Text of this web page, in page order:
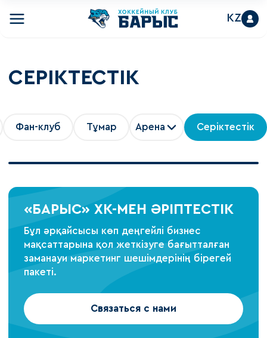
KZ
СЕРІКТЕСТІК
Фан-клуб Тұмар Арена Серіктестік
«БАРЫС» ХК-МЕН ӘРІПТЕСТІК
Бұл әрқайсысы көп деңгейлі бизнес
мақсаттарына қол жеткізуге бағытталған
заманауи маркетинг шешімдерінің бірегей
пакеті.
Связаться с нами